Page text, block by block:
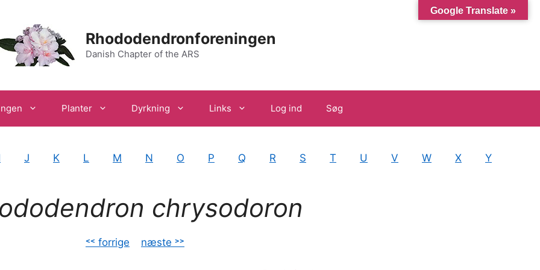
Rhododendronforeningen
Danish Chapter of the ARS
Planter Dyrkning Links Log ind Søg
J K L M N O P Q R S T U V W X
Y
chrysodoron
˂˂ forrige næste ˃˃
Google Translate »